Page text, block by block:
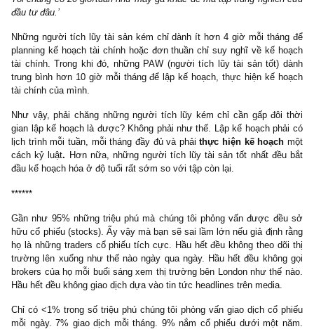
– Thứ hai, đối với những người có bằng cấp cao, áp lực peer
và tiêu chuẩn nghề nghiệp buộc họ phải ưu tiên trưng bày địa vị
& bề ngoài hơn là đầu tư vào tích lũy tài sản.
Những nghề nghiệp như bác sĩ, luật sư, ngân hàng, tư vấn
salesmen có bằng cấp cao bị đánh giá quá nhiều bởi “bìa sách”
nội dung bên trong. Họ bắt buộc phải trưng diện nếu không khách
sẽ coi thường, đánh giá thấp họ. Khách hàng “assume” những
căn nhà khiêm tốn, lái chiếc xe Ford Crown Victoria 3 năm tuổi
cỏi hơn là chất lượng dịch vụ và tài sản net worth họ tích lũy
Nhiều professionals thú thật với chúng tôi rằng họ không thể
được tài sản nhiều là vì họ buộc phải trông thành công (must